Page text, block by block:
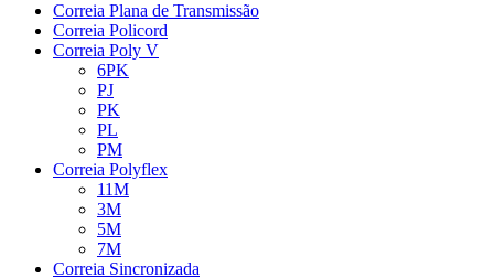
Correia Plana de Transmissão
Correia Policord
Correia Poly V
6PK
PJ
PK
PL
PM
Correia Polyflex
11M
3M
5M
7M
Correia Sincronizada